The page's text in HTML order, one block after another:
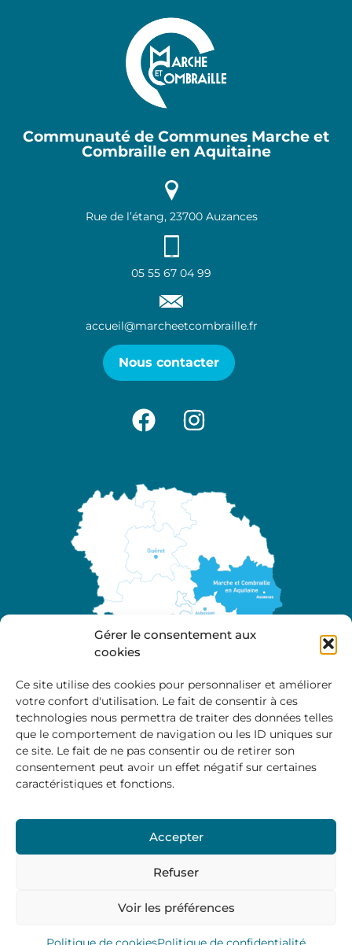
Gérer le consentement aux
cookies
Ce site utilise des cookies pour personnaliser et améliorer
votre confort d'utilisation. Le fait de consentir à ces
technologies nous permettra de traiter des données telles
que le comportement de navigation ou les ID uniques sur
ce site. Le fait de ne pas consentir ou de retirer son
consentement peut avoir un effet négatif sur certaines
caractéristiques et fonctions.
Accepter
Refuser
Voir les préférences
Communauté de Communes Marche et
Combraille en Aquitaine
Rue de l’étang, 23700 Auzances
05 55 67 04 99
accueil@marcheetcombraille.fr
Nous contacter
A propos
Site officiel de la Communauté de Communes
Marche et Combraille en Aquitaine
Horaires d’ouverture :
9:00 – 12:00 / 14:00 – 17:00
Vendredi: 9:00 – 12:00
Mentions Légales–Politique des cookies
Marche et Combraille